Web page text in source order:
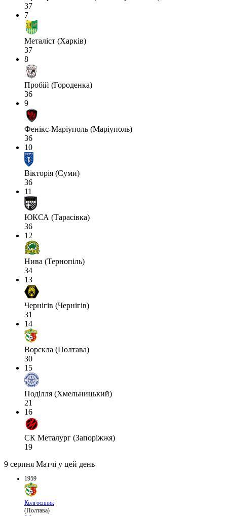
37
7
Металіст (Харків)
37
8
Пробій (Городенка)
36
9
Фенікс-Маріуполь (Маріуполь)
36
10
Вікторія (Суми)
36
11
ЮКСА (Тарасівка)
36
12
Нива (Тернопіль)
34
13
Чернігів (Чернігів)
31
14
Ворскла (Полтава)
30
15
Поділля (Хмельницький)
21
16
СК Металург (Запоріжжя)
19
9 серпня Матчі у цей день
1959
Колгоспник
(Полтава)